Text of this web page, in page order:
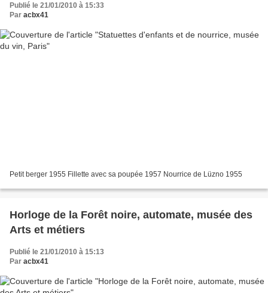
Publié le 21/01/2010 à 15:33
Par acbx41
Petit berger 1955 Fillette avec sa poupée 1957 Nourrice de Lüzno 1955
Horloge de la Forêt noire, automate, musée des
Arts et métiers
Publié le 21/01/2010 à 15:13
Par acbx41